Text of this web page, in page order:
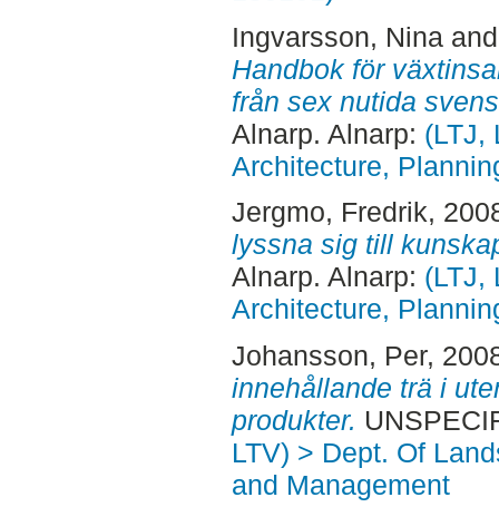
Ingvarsson, Nina
Handbok för
från sex nutida
Alnarp. Alnarp: (LTJ,
Architecture,
Jergmo, Fredrik,
lyssna sig till
Alnarp. Alnarp: (LTJ,
Architecture,
Johansson, Per,
innehållande trä i
produkter.
LTV) > Dept. Of
and Management